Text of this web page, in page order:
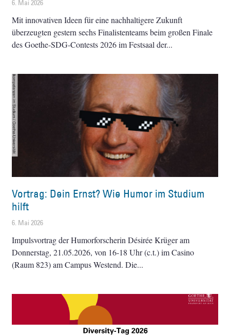
6. Mai 2026
Mit innovativen Ideen für eine nachhaltigere Zukunft
überzeugten gestern sechs Finalistenteams beim großen Finale
des Goethe-SDG-Contests 2026 im Festsaal der
Vortrag: Dein Ernst? Wie Humor im Studium
hilft
6. Mai 2026
Impulsvortrag der Humorforscherin Désirée Krüger am
Donnerstag, 21.05.2026, von 16-18 Uhr (c.t.) im Casino
(Raum 823) am Campus Westend. Die